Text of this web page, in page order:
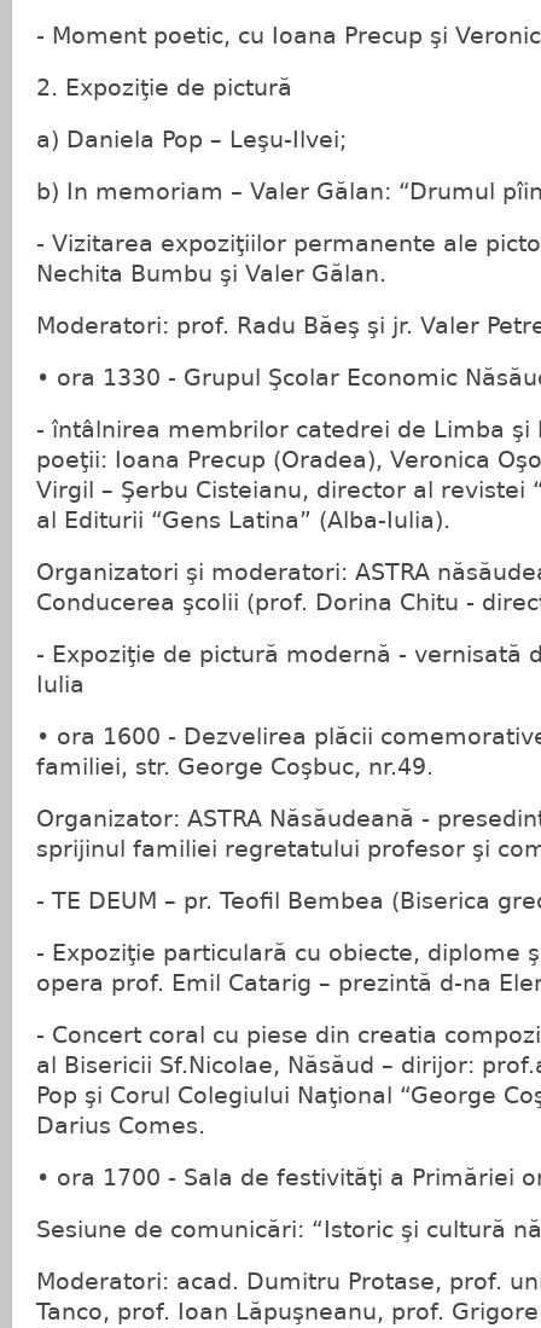
- Moment poetic, cu Ioana Precup şi
2. Expoziţie de pictură
a) Daniela Pop – Leşu-Ilvei;
b) In memoriam – Valer Gălan: “Drumul
- Vizitarea expoziţiilor permanente ale
Nechita Bumbu şi Valer Gălan.
Moderatori: prof. Radu Băeş şi jr. Valer
• ora 1330 - Grupul Şcolar Economic
- întâlnirea membrilor catedrei de Limba
poeţii: Ioana Precup (Oradea), Veronica
Virgil – Şerbu Cisteianu, director al revistei
al Editurii “Gens Latina” (Alba-Iulia).
Organizatori şi moderatori: ASTRA
Conducerea şcolii (prof. Dorina Chitu -
- Expoziţie de pictură modernă - vernisată
Iulia
• ora 1600 - Dezvelirea plăcii
familiei, str. George Coşbuc, nr.49.
Organizator: ASTRA Năsăudeană -
sprijinul familiei regretatului profesor şi
- TE DEUM – pr. Teofil Bembea (Biserica
- Expoziţie particulară cu obiecte, diplome
opera prof. Emil Catarig – prezintă d-na
- Concert coral cu piese din creatia
al Bisericii Sf.Nicolae, Năsăud – dirijor:
Pop şi Corul Colegiului Naţional “George
Darius Comes.
• ora 1700 - Sala de festivităţi a Primăriei
Sesiune de comunicări: “Istoric şi cultură
Moderatori: acad. Dumitru Protase, prof.
Tanco, prof. Ioan Lăpuşneanu, prof.